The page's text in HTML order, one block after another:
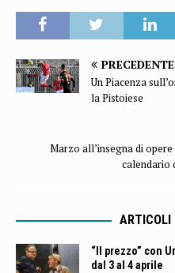
PRECEDENTE
Un Piacenza
la Pistoiese
Marzo all’insegna di
calendario
ARTICOLI
“Il prezzo” con
dal 3 al 4 aprile